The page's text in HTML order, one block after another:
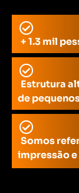
+ 1.3 mil
Estrutura
de
Somos
impressão